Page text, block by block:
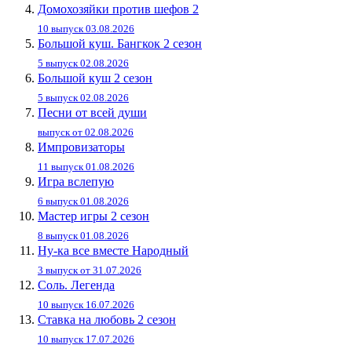
Домохозяйки против шефов 2
10 выпуск 03.08.2026
Большой куш. Бангкок 2 сезон
5 выпуск 02.08.2026
Большой куш 2 сезон
5 выпуск 02.08.2026
Песни от всей души
выпуск от 02.08.2026
Импровизаторы
11 выпуск 01.08.2026
Игра вслепую
6 выпуск 01.08.2026
Мастер игры 2 сезон
8 выпуск 01.08.2026
Ну-ка все вместе Народный
3 выпуск от 31.07.2026
Соль. Легенда
10 выпуск 16.07.2026
Ставка на любовь 2 сезон
10 выпуск 17.07.2026